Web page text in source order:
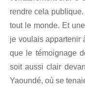
rendre cela
tout le monde. Et
je voulais appartenir
que le témoignage
soit aussi clair
Yaoundé, où se